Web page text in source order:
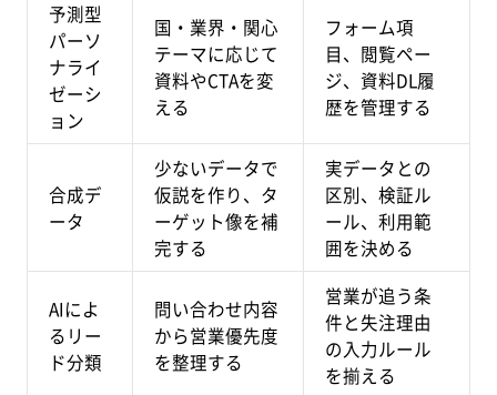
予測型
パーソ
ナライ
ゼーシ
ョン
国・業界・関心
テーマに応じて
資料やCTAを変
える
フォーム項
目、閲覧ペー
ジ、資料DL履
歴を管理する
合成デ
ータ
少ないデータで
仮説を作り、タ
ーゲット像を補
完する
実データとの
区別、検証ル
ール、利用範
囲を決める
AIによ
るリー
ド分類
問い合わせ内容
から営業優先度
を整理する
営業が追う条
件と失注理由
の入力ルール
を揃える